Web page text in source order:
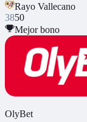
Rayo Vallecano
3850
Mejor bono
OlyBet